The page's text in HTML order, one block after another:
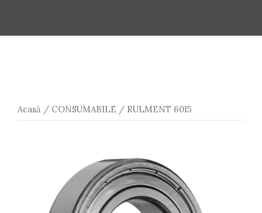
Acasă / CONSUMABILE / RULMENT 6015